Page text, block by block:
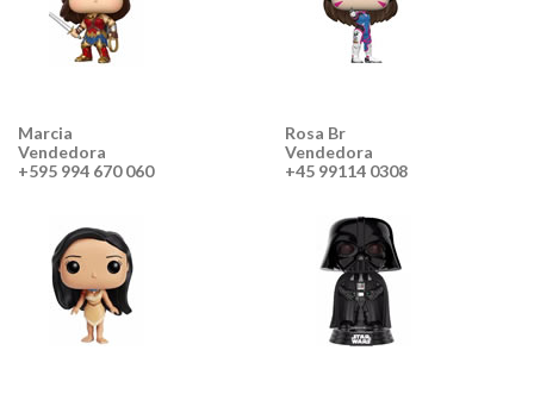
Marcia
Vendedora
+595 994 670 060
Rosa Br
Vendedora
+45 99114 0308